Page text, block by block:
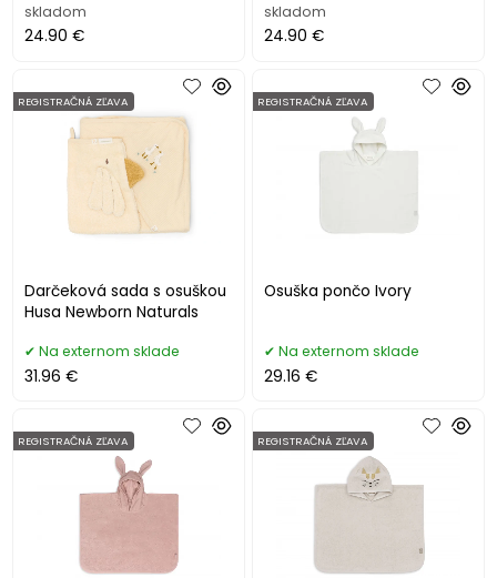
skladom
24.90 €
skladom
24.90 €
Darčeková sada s osuškou
Husa Newborn Naturals
REGISTRAČNÁ ZĽAVA
Na externom sklade
31.96 €
Osuška pončo Ivory
REGISTRAČNÁ ZĽAVA
Na externom sklade
29.16 €
REGISTRAČNÁ ZĽAVA REGISTRAČNÁ ZĽAVA